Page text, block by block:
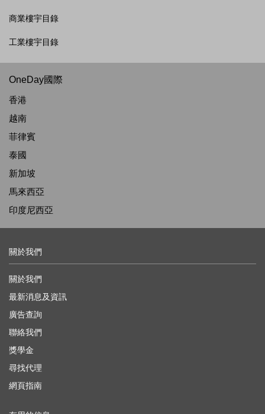
商業樓宇目錄
工業樓宇目錄
OneDay國際
香港
越南
菲律賓
泰國
新加坡
馬來西亞
印度尼西亞
關於我們
關於我們
最新消息及資訊
廣告查詢
聯絡我們
獎學金
尋找代理
網頁指南